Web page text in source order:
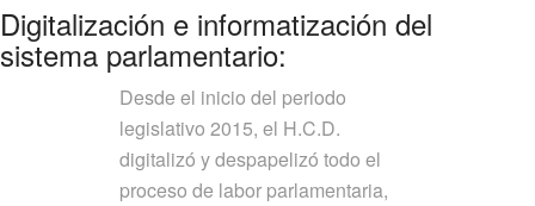
Digitalización e informatización del
sistema parlamentario:
Desde el inicio del periodo
legislativo 2015, el H.C.D.
digitalizó y despapelizó todo el
proceso de labor parlamentaria,